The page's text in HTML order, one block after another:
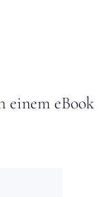
einem eBook